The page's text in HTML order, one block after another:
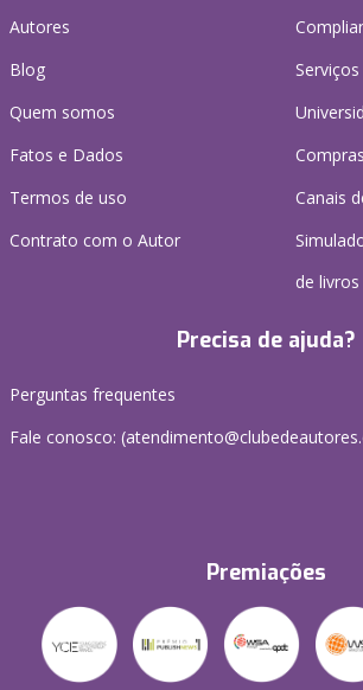
Autores
Blog
Quem somos
Fatos e Dados
Termos de uso
Contrato com o Autor
Canais
de livros
Precisa de ajuda?
Perguntas frequentes
Fale conosco:
Premiações